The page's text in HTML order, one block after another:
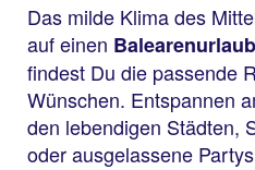
Das milde Klima des
auf einen Balearenurlaub
findest Du die passende
Wünschen. Entspannen
den lebendigen Städten,
oder ausgelassene